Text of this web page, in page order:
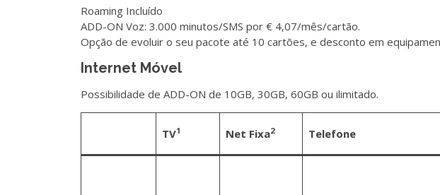
Roaming Incluído
ADD-ON Voz: 3.000 minutos/SMS por € 4,07/mês/cartão.
Opção de evoluir o seu pacote até 10 cartões, e desconto em
Internet Móvel
Possibilidade de ADD-ON de 10GB, 30GB, 60GB ou ilimitado.
TV1 Net Fixa2 Telefone